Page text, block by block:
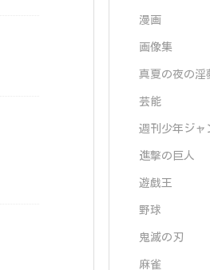
漫画
画像集
真夏の夜の淫
芸能
週刊少年ジャ
進撃の巨人
遊戯王
野球
鬼滅の刃
麻雀